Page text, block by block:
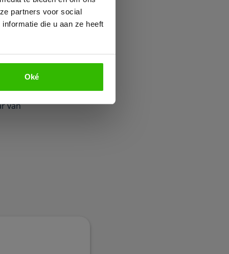
partners voor social
die u aan ze heeft
Oké
de
van